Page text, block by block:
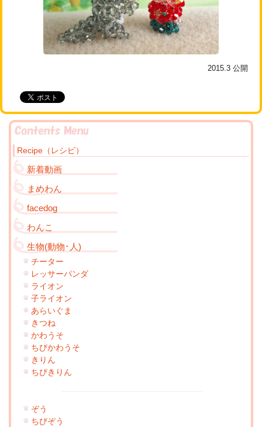
2015.3 公開
Recipe（レシピ）
新着動画
まめわん
facedog
わんこ
生物(動物･人)
チーター
レッサーパンダ
ライオン
子ライオン
あらいぐま
きつね
かわうそ
ちびかわうそ
きりん
ちびきりん
ぞう
ちびぞう